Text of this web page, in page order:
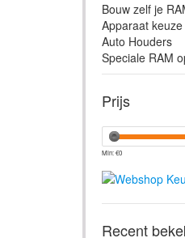
Bouw zelf je
Apparaat
Auto Houders
Speciale RAM
Prijs
Min: €0
Recent